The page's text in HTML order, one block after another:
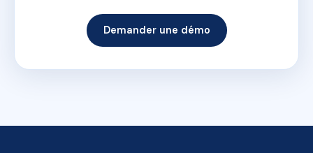
Demander une démo